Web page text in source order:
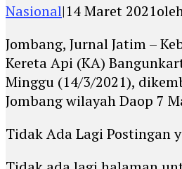
Nasional|14 Maret 2021
Jombang, Jurnal Jatim –
Kereta Api (KA)
Minggu (14/3/2021),
Jombang wilayah Daop 7
Tidak Ada Lagi Postingan